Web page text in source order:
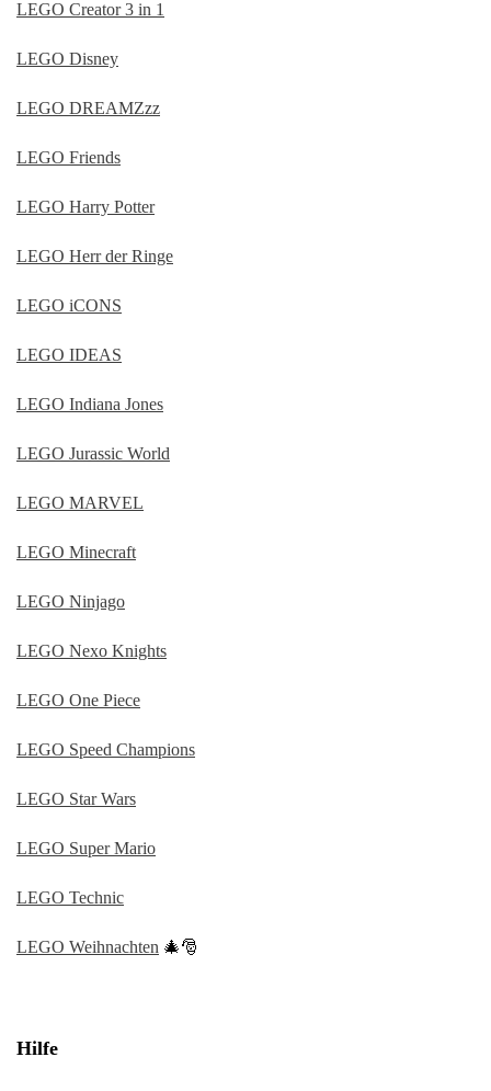
LEGO Creator 3 in 1
LEGO Disney
LEGO DREAMZzz
LEGO Friends
LEGO Harry Potter
LEGO Herr der Ringe
LEGO iCONS
LEGO IDEAS
LEGO Indiana Jones
LEGO Jurassic World
LEGO MARVEL
LEGO Minecraft
LEGO Ninjago
LEGO Nexo Knights
LEGO One Piece
LEGO Speed Champions
LEGO Star Wars
LEGO Super Mario
LEGO Technic
LEGO Weihnachten 🎄🎅
Hilfe